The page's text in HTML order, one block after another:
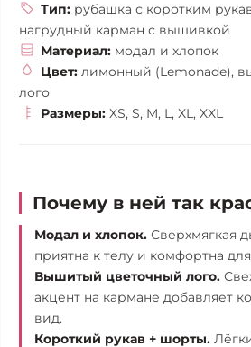
Тип: рубашка с коротким
нагрудный карман с вышивкой
Материал: модал и хлопок
Цвет: лимонный (Lemonade),
лого
Размеры: XS, S, M, L, XL, XXL
Почему в ней так
Модал и хлопок. Сверхмягкая
приятна к телу и комфортна
Вышитый цветочный лого.
акцент на кармане добавляет
вид.
Короткий рукав + шорты.